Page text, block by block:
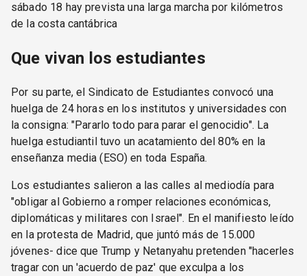
sábado 18 hay prevista una larga marcha por kilómetros
de la costa cantábrica
Que vivan los estudiantes
Por su parte, el Sindicato de Estudiantes convocó una
huelga de 24 horas en los institutos y universidades con
la consigna: "Pararlo todo para parar el genocidio". La
huelga estudiantil tuvo un acatamiento del 80% en la
enseñanza media (ESO) en toda España.
Los estudiantes salieron a las calles al mediodía para
"obligar al Gobierno a romper relaciones económicas,
diplomáticas y militares con Israel". En el manifiesto leído
en la protesta de Madrid, que juntó más de 15.000
jóvenes- dice que Trump y Netanyahu pretenden "hacerles
tragar con un 'acuerdo de paz' que exculpa a los